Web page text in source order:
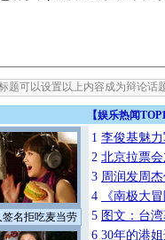
【娱乐热闻
签名拒吃麦当劳
1 李俊基魅
2 北京拉票
3 周润发周
4
《南极大
5 图文：台
6 30年的港